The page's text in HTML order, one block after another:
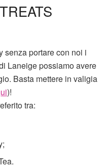
senza portare con noi i
Laneige possiamo avere
Basta mettere in valigia
)!
tra: